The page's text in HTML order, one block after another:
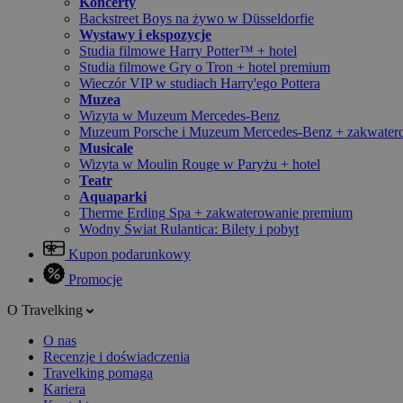
Backstreet Boys na żywo w Düsseldorfie
Wystawy i ekspozycje
Studia filmowe Harry Potter™ + hotel
Studia filmowe Gry o Tron + hotel premium
Wieczór VIP w studiach Harry'ego Pottera
Muzea
Wizyta w Muzeum Mercedes-Benz
Muzeum Porsche i Muzeum Mercedes-Benz +
Musicale
Wizyta w Moulin Rouge w Paryżu + hotel
Teatr
Aquaparki
Therme Erding Spa + zakwaterowanie premium
Wodny Świat Rulantica: Bilety i pobyt
Kupon podarunkowy
Promocje
O Travelking
O nas
Recenzje i doświadczenia
Travelking pomaga
Kariera